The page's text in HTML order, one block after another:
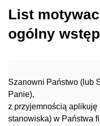
List
ogólny
Szanowni Państwo (lub
Panie),
z przyjemnością
stanowiska) w Państwa